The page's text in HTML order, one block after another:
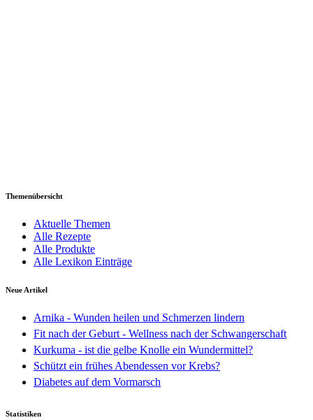
Themenübersicht
Aktuelle Themen
Alle Rezepte
Alle Produkte
Alle Lexikon Einträge
Neue Artikel
Arnika - Wunden heilen und Schmerzen lindern
Fit nach der Geburt - Wellness nach der Schwangerschaft
Kurkuma - ist die gelbe Knolle ein Wundermittel?
Schützt ein frühes Abendessen vor Krebs?
Diabetes auf dem Vormarsch
Statistiken